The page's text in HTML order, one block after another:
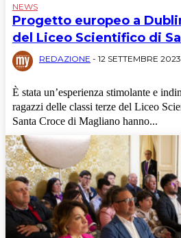
NEWS
Progetto europeo a
del Liceo Scientifico di
REDAZIONE - 12 SETTEMBRE 2023
È stata un’esperienza stimolante e
ragazzi delle classi terze del Liceo
Santa Croce di Magliano hanno...